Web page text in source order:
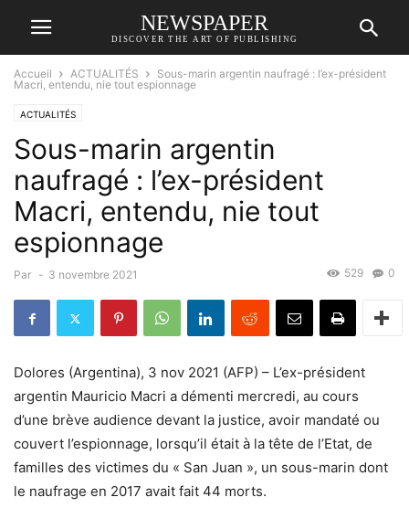
NEWSPAPER
DISCOVER THE ART OF PUBLISHING
Accueil ACTUALITÉS
Sous-marin argentin naufragé : l’ex-président
Macri, entendu, nie tout espionnage
ACTUALITÉS
Sous-marin argentin
naufragé : l’ex-président
Macri, entendu, nie tout
espionnage
Par - 3 novembre 2021 0
529
Dolores (Argentina), 3 nov 2021 (AFP) – L’ex-président
argentin Mauricio Macri a démenti mercredi, au cours
d’une brève audience devant la justice, avoir mandaté ou
couvert l’espionnage, lorsqu’il était à la tête de l’Etat, de
familles des victimes du « San Juan », un sous-marin dont
le naufrage en 2017 avait fait 44 morts.